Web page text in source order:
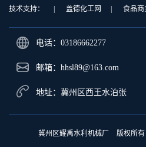
技术支持： | 盖德化工网 | 食品商
电话：03186662277
邮箱：hhsl89@163.com
地址：冀州区西王水泊张
冀州区耀禹水利机械厂 版权所有